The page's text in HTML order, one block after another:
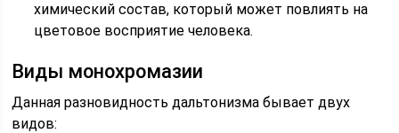
химический состав, который может повлиять на
цветовое восприятие человека.
Виды монохромазии
Данная разновидность дальтонизма бывает двух
видов: